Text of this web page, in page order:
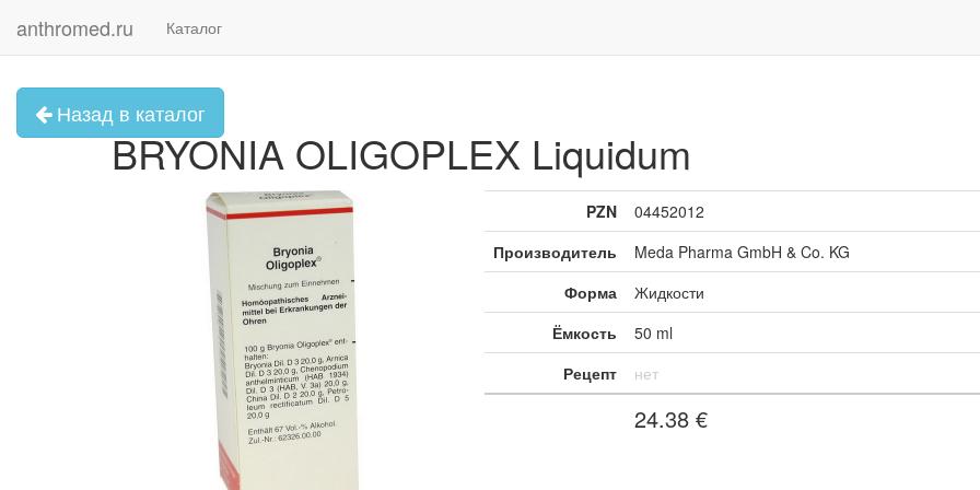
anthromed.ru Каталог
Назад в каталог
BRYONIA OLIGOPLEX Liquidum
PZN
04452012
Производитель
Meda Pharma GmbH & Co. KG
Форма
Жидкости
Ёмкость
50 ml
Рецепт
нет
24.38 €